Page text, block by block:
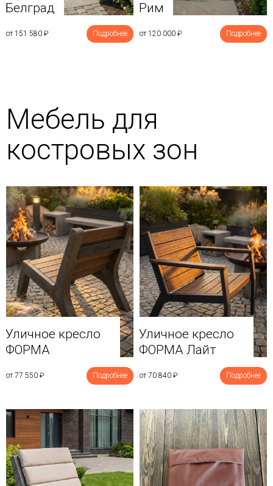
Белград
от 151 580 ₽ Подробнее
Рим
от 120 000 ₽ Подробнее
Мебель для
костровых зон
Уличное кресло
ФОРМА
от 77 550 ₽ Подробнее
Уличное кресло
ФОРМА Лайт
от 70 840 ₽ Подробнее